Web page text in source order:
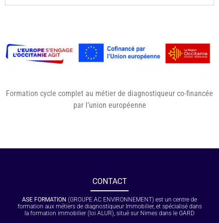
Formation cycle complet au métier de diagnostiqueur co-financée
par l’union européenne
CONTACT
ASE FORMATION (GROUPE AC ENVIRONNEMENT) est un centre de
formation aux métiers de diagnostiqueur Immobilier, et spécialisé dans
la formation immobilier (loi ALUR), situé sur Nimes dans le GARD